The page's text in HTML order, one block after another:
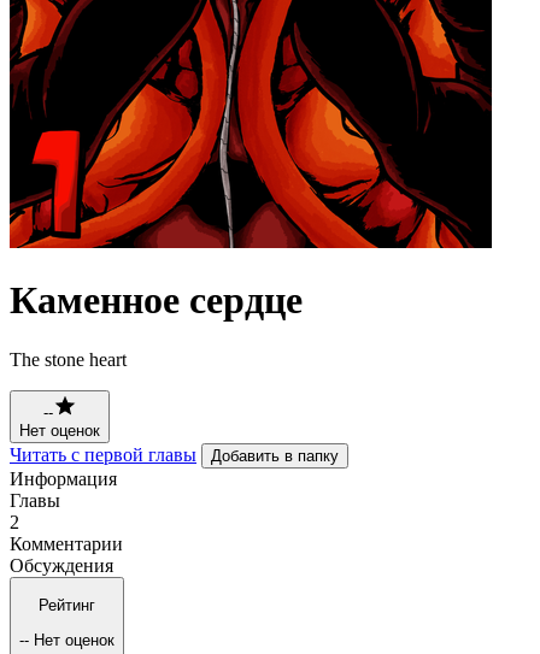
Каменное сердце
The stone heart
--
Нет оценок
Читать с первой главы Добавить в папку
Информация
Главы
2
Комментарии
Обсуждения
Рейтинг
-- Нет оценок